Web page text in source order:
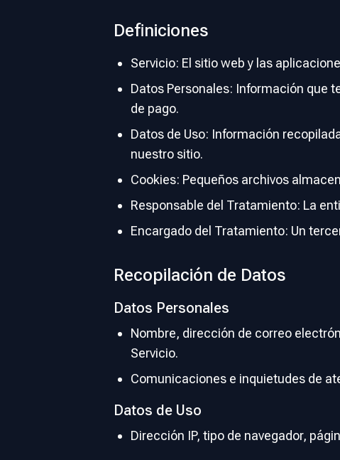
Definiciones
Servicio: El sitio web y las
Datos Personales: Información que
de pago.
Datos de Uso: Información
nuestro sitio.
Cookies: Pequeños archivos
Responsable del Tratamiento: La
Encargado del Tratamiento: Un
Recopilación de Datos
Datos Personales
Nombre, dirección de correo
Servicio.
Comunicaciones e inquietudes de
Datos de Uso
Dirección IP, tipo de navegador,